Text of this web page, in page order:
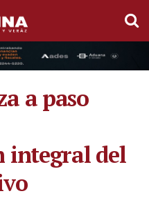
a paso
integral del